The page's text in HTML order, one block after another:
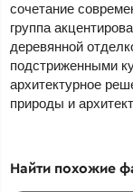
сочетание
группа
деревянной
подстриженными
архитектурное
природы и
Найти похожие